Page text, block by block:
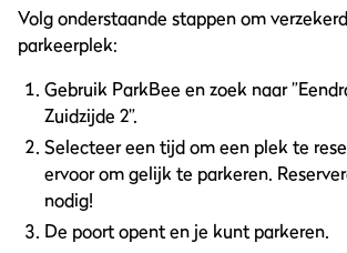
Volg onderstaande stappen om
parkeerplek:
Gebruik ParkBee en zoek naar
Zuidzijde 2”.
Selecteer een tijd om een plek te
ervoor om gelijk te parkeren.
nodig!
De poort opent en je kunt parkeren.